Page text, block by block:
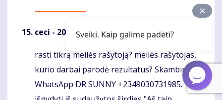
ceci - 2020-02-15 - 15:54
Komentaras
rasti tikrą meilės rašytoją? meilės rašytojas,
kurio darbai parodė rezultatus? Skambinkite /
WhatsApp DR SUNNY +2349030731985.
Sveiki. Kaip galime padėti?